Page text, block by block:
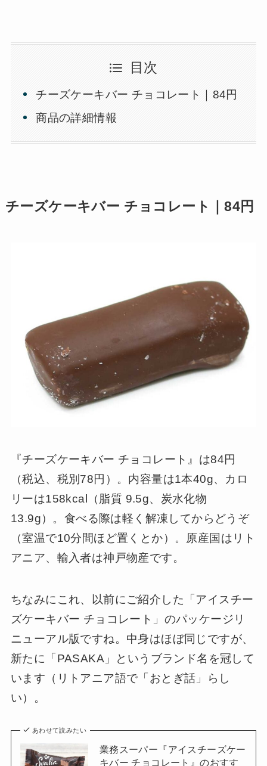
目次
チーズケーキバー チョコレート｜84円
商品の詳細情報
チーズケーキバー チョコレート｜84円
『チーズケーキバー チョコレート』は84円
（税込、税別78円）。内容量は1本40g、カロ
リーは158kcal（脂質 9.5g、炭水化物
13.9g）。食べる際は軽く解凍してからどうぞ
（室温で10分間ほど置くとか）。原産国はリト
アニア、輸入者は神戸物産です。
ちなみにこれ、以前にご紹介した「アイスチー
ズケーキバー チョコレート」のパッケージリ
ニューアル版ですね。中身はほぼ同じですが、
新たに「PASAKA」というブランド名を冠して
います（リトアニア語で「おとぎ話」らし
い）。
あわせて読みたい
業務スーパー『アイスチーズケー
キバー チョコレート』のおすす